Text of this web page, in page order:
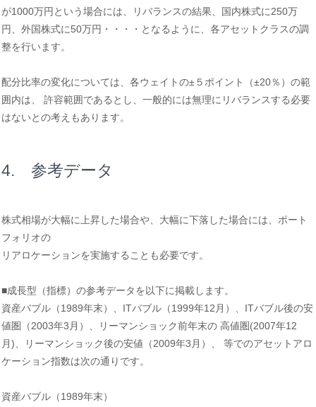
が1000万円という場合には、リバランスの結果、国内株式に250万
円、外国株式に50万円・・・・となるように、各アセットクラスの調
整を行います。
配分比率の変化については、各ウェイトの±５ポイント（±20％）の範
囲内は、 許容範囲であるとし、一般的には無理にリバランスする必要
はないとの考えもあります。
4. 参考データ
株式相場が大幅に上昇した場合や、大幅に下落した場合には、ポート
フォリオの
リアロケーションを実施することも必要です。
■成長型（指標）の参考データを以下に掲載します。
資産バブル（1989年末）、ITバブル（1999年12月）、ITバブル後の安
値圏（2003年3月）、リーマンショック前年末の 高値圏(2007年12
月)、リーマンショック後の安値（2009年3月）、 等でのアセットアロ
ケーション指数は次の通りです。
資産バブル（1989年末）